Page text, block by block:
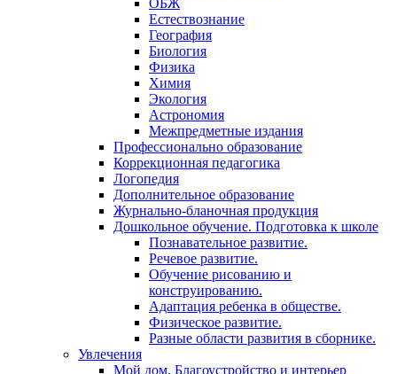
ОБЖ
Естествознание
География
Биология
Физика
Химия
Экология
Астрономия
Межпредметные издания
Профессионально образование
Коррекционная педагогика
Логопедия
Дополнительное образование
Журнально-бланочная продукция
Дошкольное обучение. Подготовка к школе
Познавательное развитие.
Речевое развитие.
Обучение рисованию и
конструированию.
Адаптация ребенка в обществе.
Физическое развитие.
Разные области развития в сборнике.
Увлечения
Мой дом. Благоустройство и интерьер